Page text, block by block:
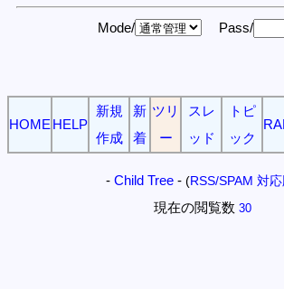
Mode/ Pass/
HOME HELP
新規
作成
新
着
ツリ
ー
スレ
ッド
トピ
ック
- Child Tree - (RSS/SPAM 対応
現在の閲覧数 30